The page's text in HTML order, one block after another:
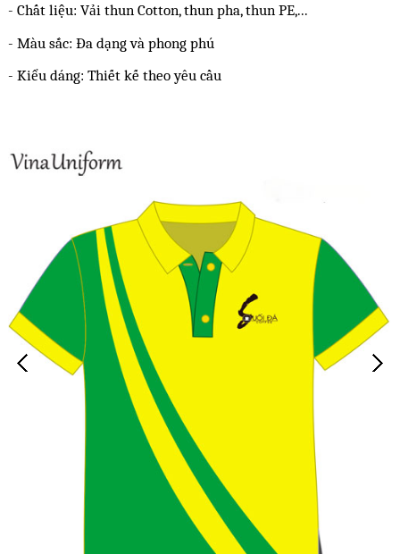
- Chất liệu: Vải thun Cotton, thun pha, thun PE,...
- Màu sắc: Đa dạng và phong phú
- Kiểu dáng: Thiết kế theo yêu cầu